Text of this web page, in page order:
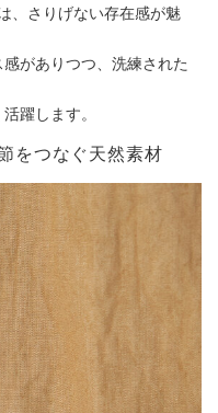
、さりげない存在感が魅
がありつつ、洗練された
躍します。
をつなぐ天然素材